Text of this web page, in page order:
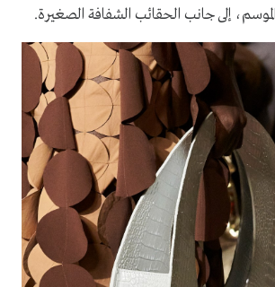
إلى جانب الحقائب الشفافة الصغيرة.